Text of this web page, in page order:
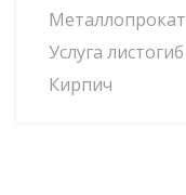
Металлопрокат
Услуга листогиб
Кирпич